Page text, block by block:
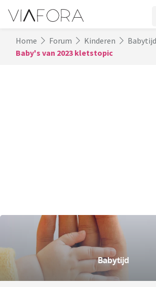
Home Forum Kinderen
Babytijd
Baby's van 2023 kletstopic
Babytijd